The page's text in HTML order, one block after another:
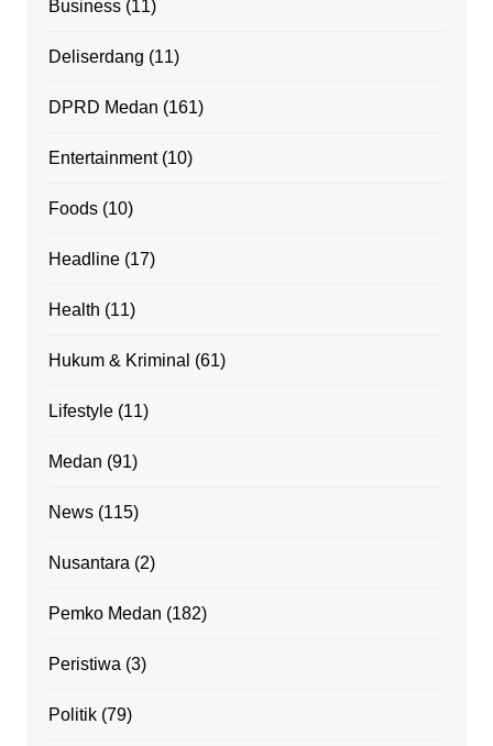
Business(11)
Deliserdang (11)
DPRD Medan (161)
Entertainment(10)
Foods(10)
Headline(17)
Health (11)
Hukum & Kriminal (61)
Lifestyle(11)
Medan (91)
News(115)
Nusantara (2)
Pemko Medan (182)
Peristiwa (3)
Politik(79)